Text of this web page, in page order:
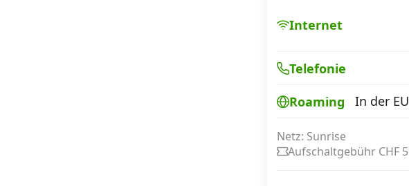
Internet
Telefonie
Roaming In der
Netz: Sunrise
Aufschaltgebühr CHF